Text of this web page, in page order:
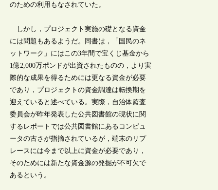
のための利用もなされていた。
しかし，プロジェクト実施の礎となる資金
には問題もあるようだ。同書は，「国民のネ
ットワーク」にはこの3年間で宝くじ基金から
1億2,000万ポンドが出資されたものの，より実
際的な成果を得るためには更なる資金が必要
であり，プロジェクトの資金調達は転換期を
迎えていると述べている。実際，自治体監査
委員会が昨年発表した公共図書館の現状に関
するレポートでは公共図書館にあるコンピュ
ータの古さが指摘されているが，端末のリプ
レースには今まで以上に資金が必要であり，
そのためには新たな資金源の発掘が不可欠で
あるという。